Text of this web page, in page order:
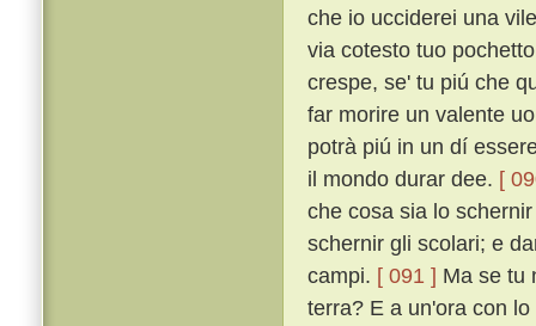
che io ucciderei una
via cotesto tuo
crespe, se' tu piú che
far morire un valente
potrà piú in un dí
il mondo durar dee. [
che cosa sia lo
schernir gli scolari; e
campi. [ 091 ] Ma se tu
terra? E a un'ora con